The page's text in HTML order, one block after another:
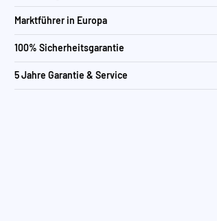
Marktführer in Europa
100% Sicherheitsgarantie
5 Jahre Garantie & Service